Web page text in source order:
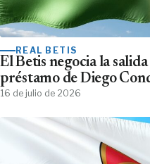
REAL BETIS
El Betis negocia la
préstamo de Diego
16 de julio de 2026